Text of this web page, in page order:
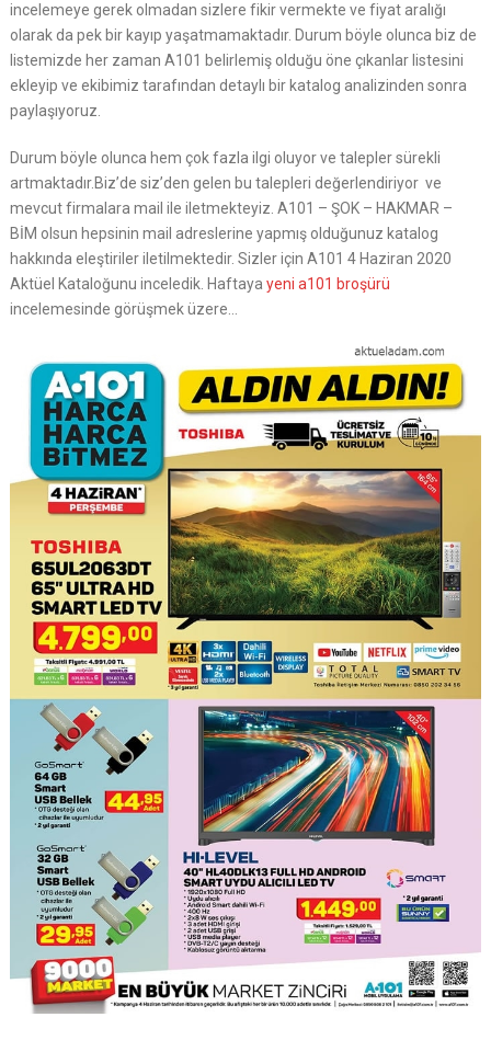
incelemeye gerek olmadan sizlere fikir vermekte ve fiyat aralığı
olarak da pek bir kayıp yaşatmamaktadır. Durum böyle olunca biz de
listemizde her zaman A101 belirlemiş olduğu öne çıkanlar listesini
ekleyip ve ekibimiz tarafından detaylı bir katalog analizinden sonra
paylaşıyoruz.
Durum böyle olunca hem çok fazla ilgi oluyor ve talepler sürekli
artmaktadır.Biz’de siz’den gelen bu talepleri değerlendiriyor ve
mevcut firmalara mail ile iletmekteyiz. A101 – ŞOK – HAKMAR –
BİM olsun hepsinin mail adreslerine yapmış olduğunuz katalog
hakkında eleştiriler iletilmektedir. Sizler için A101 4 Haziran 2020
Aktüel Kataloğunu inceledik. Haftaya yeni a101 broşürü
incelemesinde görüşmek üzere…